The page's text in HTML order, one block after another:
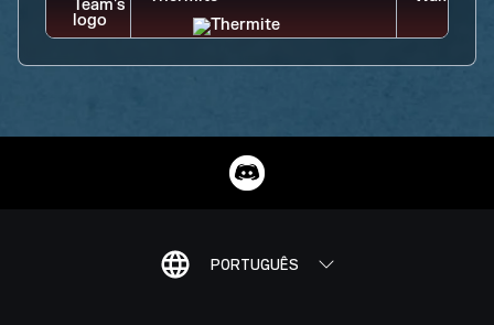
PORTUGUÊS